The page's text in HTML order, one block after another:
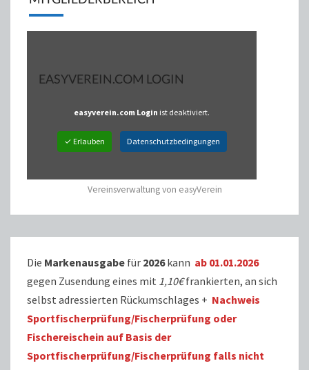
EASYVEREIN.COM LOGIN
easyverein.com Login ist deaktiviert.
✓ Erlauben Datenschutzbedingungen
Vereinsverwaltung von easyVerein
Die Markenausgabe für 2026kann ab 01.01.2026
gegen Zusendung eines mit 1,10€frankierten, an sich
selbst adressierten Rückumschlages + Nachweis
Sportfischerprüfung/Fischerprüfung oder
Fischereischein auf Basis der
Sportfischerprüfung/Fischerprüfung falls nicht